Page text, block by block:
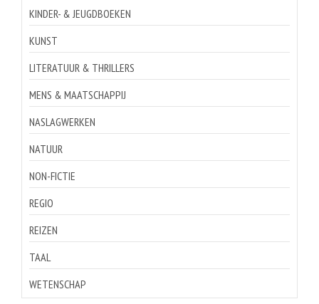
KINDER- & JEUGDBOEKEN
KUNST
LITERATUUR & THRILLERS
MENS & MAATSCHAPPIJ
NASLAGWERKEN
NATUUR
NON-FICTIE
REGIO
REIZEN
TAAL
WETENSCHAP